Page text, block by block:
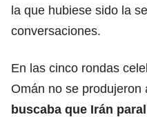
la que hubiese sido la
conversaciones.
En las cinco rondas
Omán no se produjeron
buscaba que Irán